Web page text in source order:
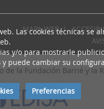
MAPA WEBI
la Fundación Barrié y la
Las cookies técnicas se
y/o para mostrarle
y puede cambiar su
Preferencias